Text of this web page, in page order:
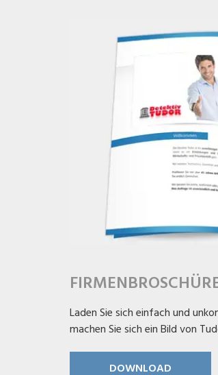
Laden Sie sich einfach und
machen Sie sich ein Bild von
DOWNLOAD